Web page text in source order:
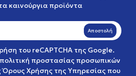
καινούργια προϊόντα
Αποστολή
του reCAPTCHA της Google.
πολιτική προστασίας προσωπικών
Όρους Χρήσης της Υπηρεσίας που